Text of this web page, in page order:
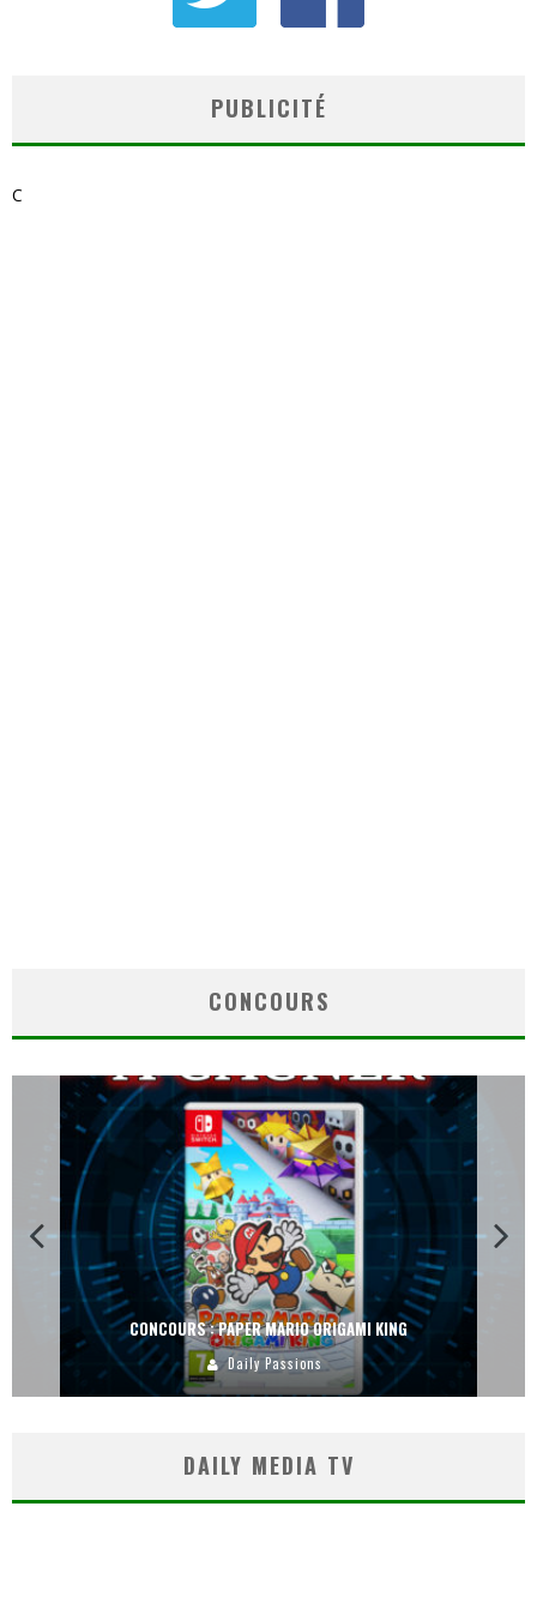
PUBLICITÉ
C
CONCOURS
CONCOURS : PAPER MARIO ORIGAMI KING
Daily Passions
DAILY MEDIA TV